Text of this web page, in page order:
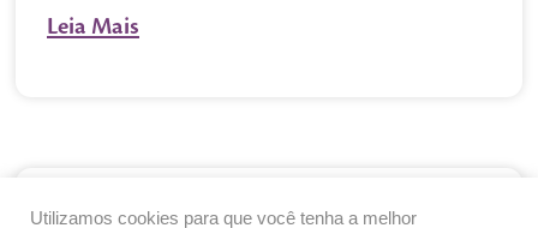
Leia Mais
Utilizamos cookies para que você tenha a melhor